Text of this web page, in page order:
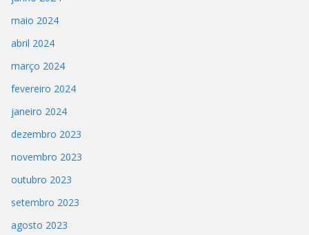
maio 2024
abril 2024
março 2024
fevereiro 2024
janeiro 2024
dezembro 2023
novembro 2023
outubro 2023
setembro 2023
agosto 2023